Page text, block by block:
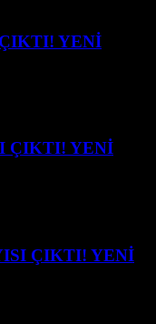
YENİ
ÇIKTI! YENİ
ÇIKTI! YENİ